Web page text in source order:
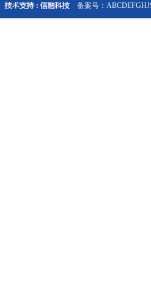
备案号：